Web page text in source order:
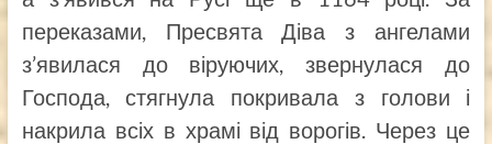
переказами, Пресвята Діва з ангелами
з’явилася до віруючих, звернулася до
Господа, стягнула покривала з голови і
накрила всіх в храмі від ворогів. Через це